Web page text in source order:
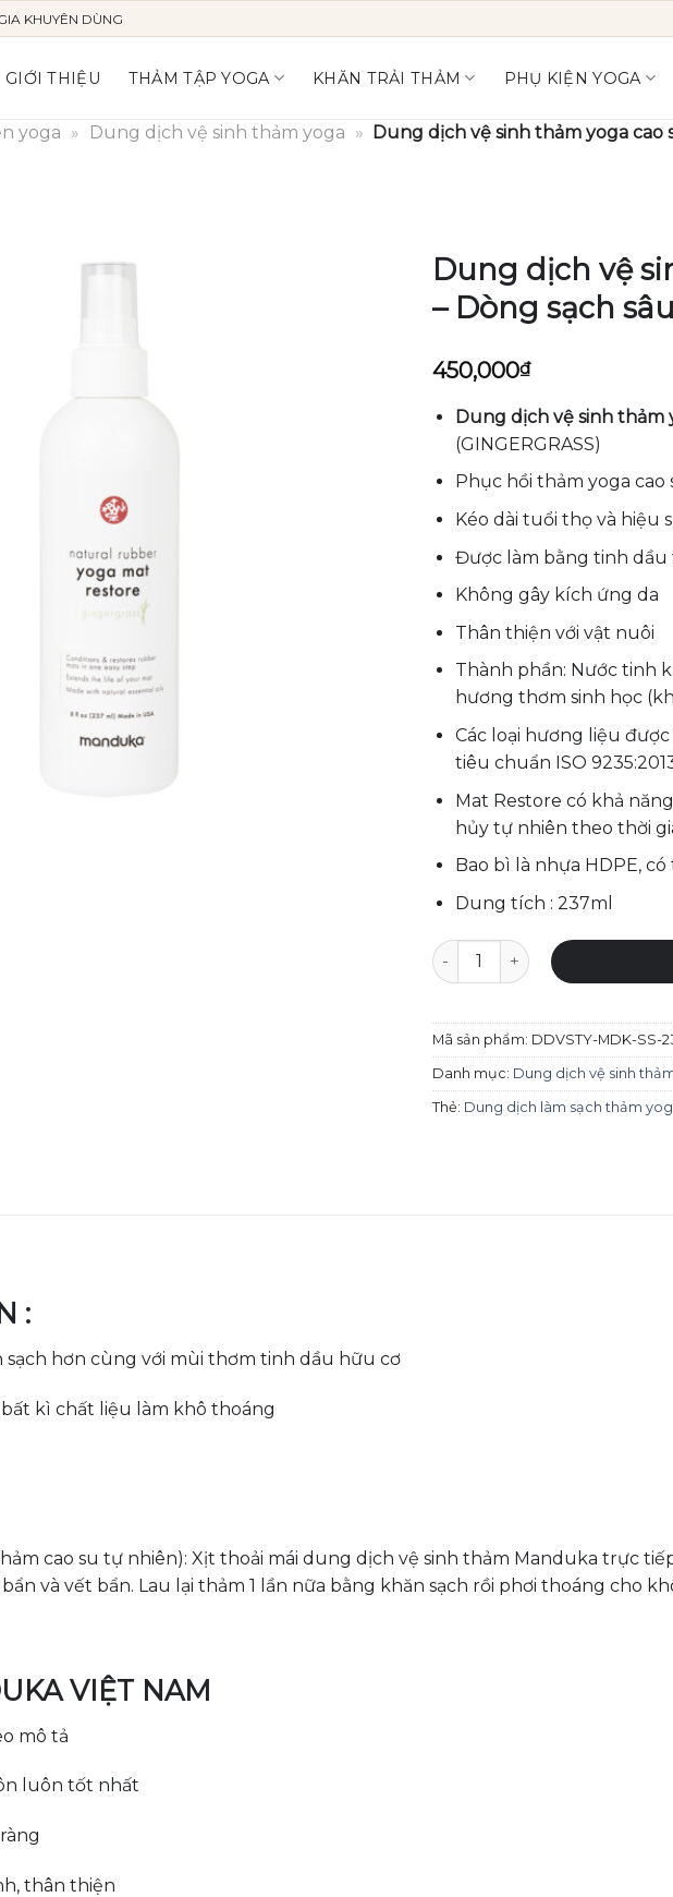
KHUYÊN DÙNG
GIỚI THIỆU THẢM TẬP YOGA KHĂN TRẢI THẢM PHỤ KIỆN YOGA
yoga » Dung dịch vệ sinh thảm yoga » Dung dịch vệ sinh thảm yoga cao
Dung dịch vệ
– Dòng sạch
450,000₫
Dung dịch vệ sinh thảm
(GINGERGRASS)
Phục hồi thảm yoga
Kéo dài tuổi thọ và hiệu
Được làm bằng tinh dầu
Không gây kích ứng da
Thân thiện với vật nuôi
Thành phần: Nước tinh
hương thơm sinh học
Các loại hương liệu được
tiêu chuẩn ISO
Mat Restore có khả
hủy tự nhiên theo thời
Bao bì là nhựa HDPE, có
Dung tích : 237ml
Dung dịch vệ sinh thảm yoga
Mã sản phẩm: DDVSTY-MDK-SS-
Danh mục: Dung dịch vệ sinh
Thẻ: Dung dịch làm sạch thảm
:
hơn cùng với mùi thơm tinh dầu hữu cơ
kì chất liệu làm khô thoáng
cao su tự nhiên): Xịt thoải mái dung dịch vệ sinh thảm Manduka trực
và vết bẩn. Lau lại thảm 1 lần nữa bằng khăn sạch rồi phơi thoáng cho
VIỆT NAM
mô tả
luôn tốt nhất
thân thiện